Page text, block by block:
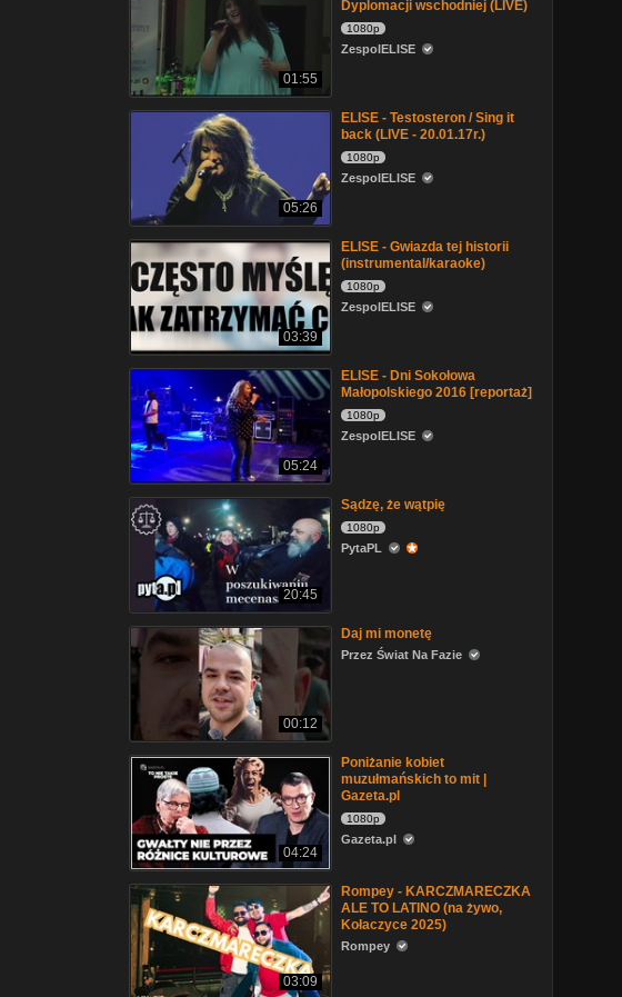
01:55
Dyplomacji wschodniej (LIVE)
1080p
ZespolELISE
05:26
ELISE - Testosteron / Sing it
back (LIVE - 20.01.17r.)
1080p
ZespolELISE
03:39
ELISE - Gwiazda tej historii
(instrumental/karaoke)
1080p
ZespolELISE
05:24
ELISE - Dni Sokołowa
Małopolskiego 2016 [reportaż]
1080p
ZespolELISE
20:45
Sądzę, że wątpię
1080p
PytaPL
00:12
Daj mi monetę
Przez Świat Na Fazie
04:24
Poniżanie kobiet
muzułmańskich to mit |
Gazeta.pl
1080p
Gazeta.pl
03:09
Rompey - KARCZMARECZKA
ALE TO LATINO (na żywo,
Kołaczyce 2025)
Rompey